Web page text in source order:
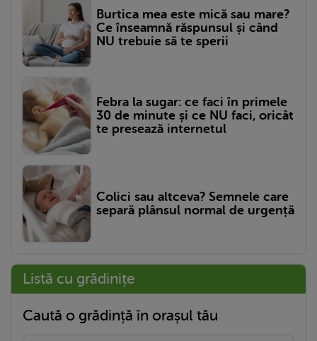
Burtica mea este mică sau mare?
Ce înseamnă răspunsul și când
NU trebuie să te sperii
Febra la sugar: ce faci în primele
30 de minute și ce NU faci, oricât
te presează internetul
Colici sau altceva? Semnele care
separă plânsul normal de urgență
Listă cu grădinițe
Caută o grădință în orașul tău